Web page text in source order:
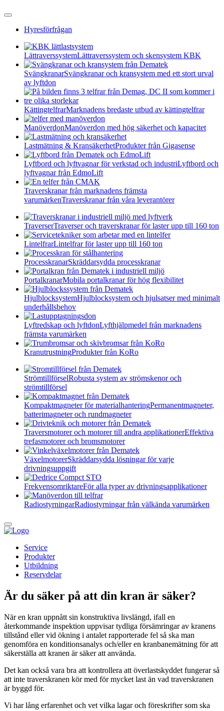
Hyresförfrågan
LättraverssystemLättraverssystem och skensystem KBK
SvängkranarSvängkranar och kransystem med ett stort urval
av lyftdon
KättingtelfrarMarknadens bredaste utbud av kättingtelfrar
ManöverdonManöverdon med hög säkerhet och kapacitet
Lastmätning & KransäkerhetProdukter från Gigasense
Lyftbord och lyftvagnar för verkstad och industriLyftbord och
lyftvagnar från EdmoLift
Traverskranar från marknadens främsta
varumärkenTraverskranar från våra leverantörer
TraverserTraverser och traverskranar för laster upp till 160 ton
LintelfrarLintelfrar för laster upp till 160 ton
ProcesskranarSkräddarsydda processkranar
PortalkranarMobila portalkranar för hög flexibilitet
HjulblocksystemHjulblocksystem och hjulsatser med minimalt
underhållsbehov
Lyftredskap och lyftdonLyfthjälpmedel från marknadens
främsta varumärken
KranutrustningProdukter från KoRo
StrömtillförselRobusta system av strömskenor och
strömtillförsel
Kompaktmagneter för materialhanteringPermanentmagneter,
batterimagneter och rundmagneter
Traversmotorer och motorer till andra applikationerEffektiva
trefasmotorer och bromsmotorer
VäxelmotorerSkräddarsydda lösningar för varje
drivningsuppgift
FrekvensomriktareFör alla typer av drivningsapplikationer
RadiostyrningarRadiostyrningar från välkända varumärken
Service
Produkter
Utbildning
Reservdelar
Är du säker på att din kran är säker?
När en kran uppnått sin konstruktiva livslängd, ifall en
återkommande inspektion uppvisar tydliga försämringar av kranens
tillstånd eller vid ökning i antalet rapporterade fel så ska man
genomföra en konditionsanalys och/eller en kranbanemätning för att
säkerställa att kranen är säker att använda.
Det kan också vara bra att kontrollera att överlastskyddet fungerar så
att inte traverskranen kör med för mycket last än vad traverskranen
är byggd för.
Vi har lång erfarenhet och vet vilka lagar och föreskrifter som ska